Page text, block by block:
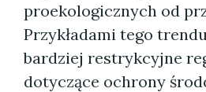
proekologicznych od
Przykładami tego
bardziej restrykcyjne
dotyczące ochrony